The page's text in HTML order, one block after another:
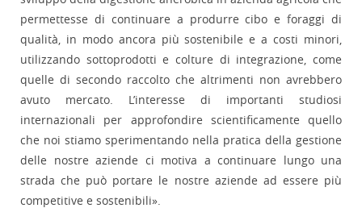
permettesse di continuare a produrre cibo e foraggi di
qualità, in modo ancora più sostenibile e a costi minori,
utilizzando sottoprodotti e colture di integrazione, come
quelle di secondo raccolto che altrimenti non avrebbero
avuto mercato. L’interesse di importanti studiosi
internazionali per approfondire scientificamente quello
che noi stiamo sperimentando nella pratica della gestione
delle nostre aziende ci motiva a continuare lungo una
strada che può portare le nostre aziende ad essere più
competitive e sostenibili».